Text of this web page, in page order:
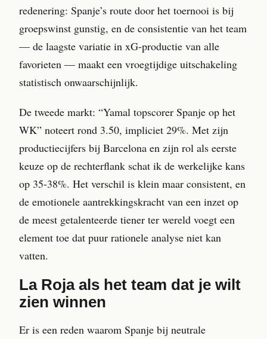
redenering: Spanje’s route door het toernooi is bij
groepswinst gunstig, en de consistentie van het team
— de laagste variatie in xG-productie van alle
favorieten — maakt een vroegtijdige uitschakeling
statistisch onwaarschijnlijk.
De tweede markt: “Yamal topscorer Spanje op het
WK” noteert rond 3.50, impliciet 29%. Met zijn
productiecijfers bij Barcelona en zijn rol als eerste
keuze op de rechterflank schat ik de werkelijke kans
op 35-38%. Het verschil is klein maar consistent, en
de emotionele aantrekkingskracht van een inzet op
de meest getalenteerde tiener ter wereld voegt een
element toe dat puur rationele analyse niet kan
vatten.
La Roja als het team dat je wilt
zien winnen
Er is een reden waarom Spanje bij neutrale